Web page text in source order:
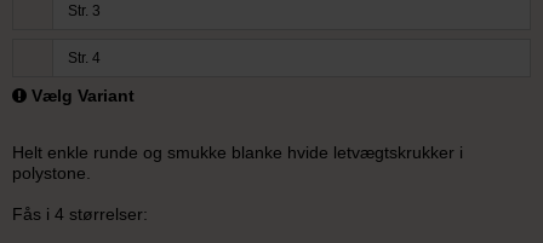
Str. 3
Str. 4
Vælg Variant
Helt enkle runde og smukke blanke hvide letvægtskrukker i
polystone.
Fås i 4 størrelser: